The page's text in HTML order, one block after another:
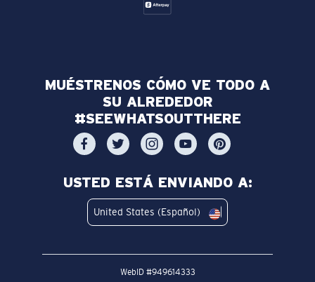
MUÉSTRENOS CÓMO VE TODO A
SU ALREDEDOR
#SEEWHATSOUTTHERE
USTED ESTÁ ENVIANDO A:
United States (Español)
WebID #949614333